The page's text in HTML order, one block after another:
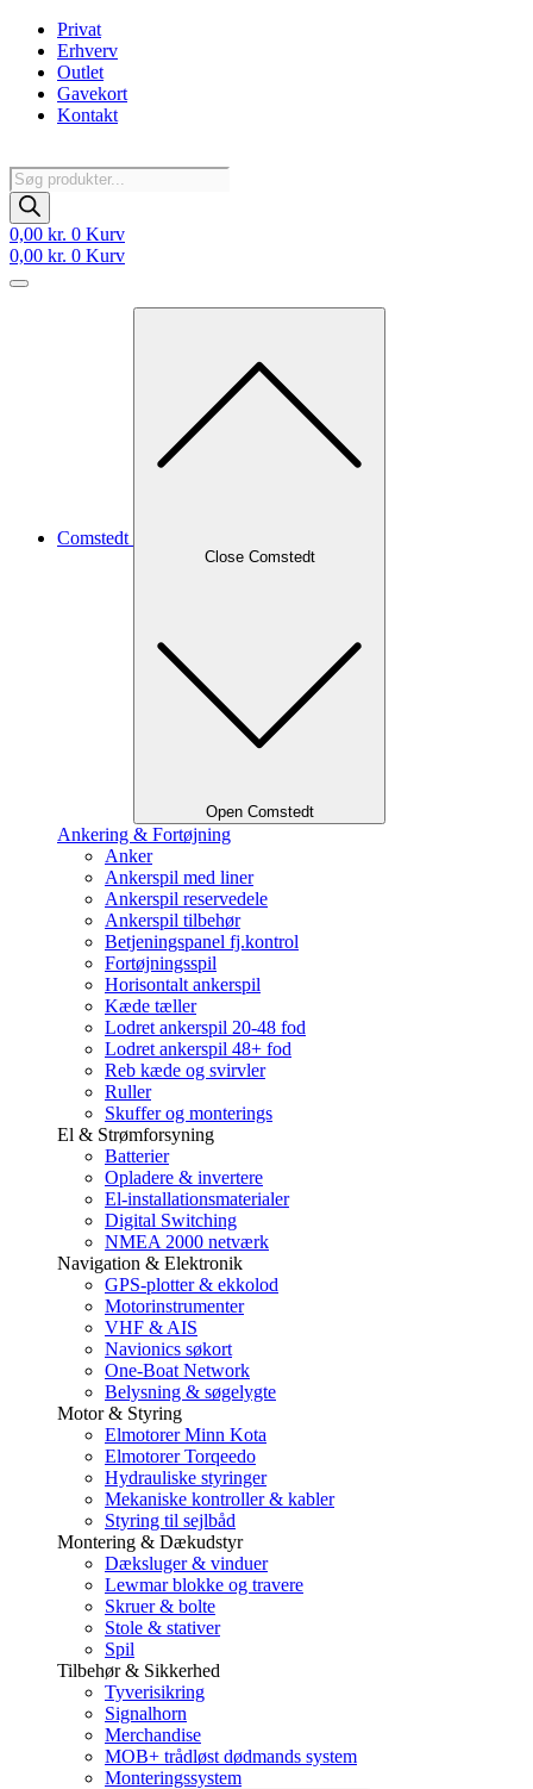
Videre
indhold
Privat
Erhverv
Outlet
Gavekort
Kontakt
Products
search
0,00 kr. 0 Kurv
0,00 kr. 0 Kurv
Comstedt
Close Comstedt
Open Comstedt
Ankering & Fortøjning
Anker
Ankerspil med liner
Ankerspil reservedele
Ankerspil tilbehør
Betjeningspanel fj.kontrol
Fortøjningsspil
Horisontalt ankerspil
Kæde tæller
Lodret ankerspil 20-48 fod
Lodret ankerspil 48+ fod
Reb kæde og svirvler
Ruller
Skuffer og monterings
El & Strømforsyning
Batterier
Opladere & invertere
El-installationsmaterialer
Digital Switching
NMEA 2000 netværk
Navigation & Elektronik
GPS-plotter & ekkolod
Motorinstrumenter
VHF & AIS
Navionics søkort
One-Boat Network
Belysning & søgelygte
Motor & Styring
Elmotorer Minn Kota
Elmotorer Torqeedo
Hydrauliske styringer
Mekaniske kontroller & kabler
Styring til sejlbåd
Montering & Dækudstyr
Dæksluger & vinduer
Lewmar blokke og travere
Skruer & bolte
Stole & stativer
Spil
Tilbehør & Sikkerhed
Tyverisikring
Signalhorn
Merchandise
MOB+ trådløst dødmands system
Monteringssystem